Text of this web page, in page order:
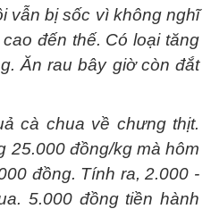
vẫn bị sốc vì không nghĩ
đến thế. Có loại tăng
Ăn rau bây giờ còn đắt
cà chua về chưng thịt.
25.000 đồng/kg mà hôm
đồng. Tính ra, 2.000 -
5.000 đồng tiền hành